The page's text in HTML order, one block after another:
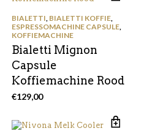
BIALETTI BIALETTI KOFFIE,
ESPRESSOMACHINE CAPSULE,
KOFFIEMACHINE
Bialetti Mignon
Capsule
Koffiemachine Rood
€129,00